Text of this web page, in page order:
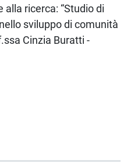
ricerca: “Studio di
sviluppo di comunità
Cinzia Buratti -